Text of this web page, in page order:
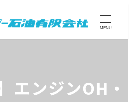
MENU
エンジンOH・